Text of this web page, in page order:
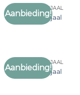
Aanbieding!
PARAJUMPER SJAAL
parajumper sjaal
Aanbieding!
PARAJUMPER SJAAL
parajumper sjaal